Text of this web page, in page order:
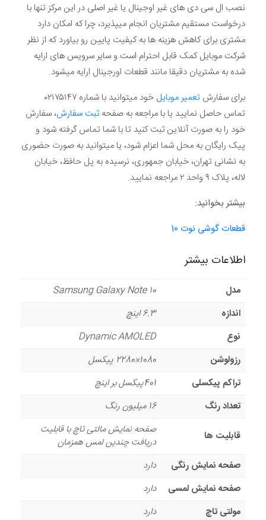
نصب ال سی دی های غیر اوجینال یا غیر اصلی در این مرکز تنها با
درخواست مستقیم مشتریان انجام میپذیرد، چرا که امکان دارد
مشتری برای کاهش هزینه ها به کیفیت پایین رو بیاورد که از نظر
شرکت موبایل کمک قابل احترام است و سایر سرویس های ارایه
شده به مشتریان دقیقا مانند قطعات اورجینال ارایه میشود.
برای سفارش تعمیر موبایل
خود میتوانید با شماره ۰۲۱۷۵۱۴۷
تماس حاصل نمایید یا با مراجعه به صفحهثبت سفارش، سفارش
خود را به صورت آنلاین ثبت کنید تا با شما تماس گرفته شود و
پیک رایگان به محل شما اعزام شود، یا میتوانید به صورت حضوری
به نشانی تهران، خیابان جمهوری، نرسیده به پل حافظ، خیابان
لاله، پلاک ۹ واحد ۲ مراجعه نمایید.
بیشتر بخوانید:
قطعات گوشی نوت 10
اطلاعات بیشتر
مدل
Samsung Galaxy Note 10
اندازه
6.3 اینچ
نوع
Dynamic AMOLED
رزولوشن
1080×2280 پیکسل
تراکم پیکسلی
401پیکسل بر اینچ
تعداد رنگ
16 میلیون رنگ
قابلیت ها
صفحه نمایش مالتی تاچ با قابلیت
دریافت چندین لمس همزمان
صفحه نمایش رنگی
دارد
صفحه نمایش لمسی
دارد
مولتی تاچ
دارد